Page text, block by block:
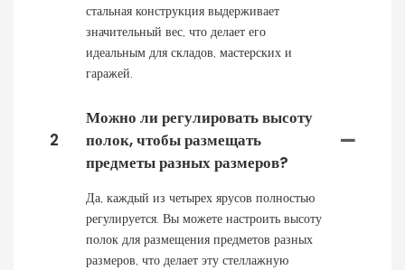
стальная конструкция выдерживает
значительный вес, что делает его
идеальным для складов, мастерских и
гаражей.
2
Можно ли регулировать высоту
полок, чтобы размещать
предметы разных размеров?
Да, каждый из четырех ярусов полностью
регулируется. Вы можете настроить высоту
полок для размещения предметов разных
размеров, что делает эту стеллажную